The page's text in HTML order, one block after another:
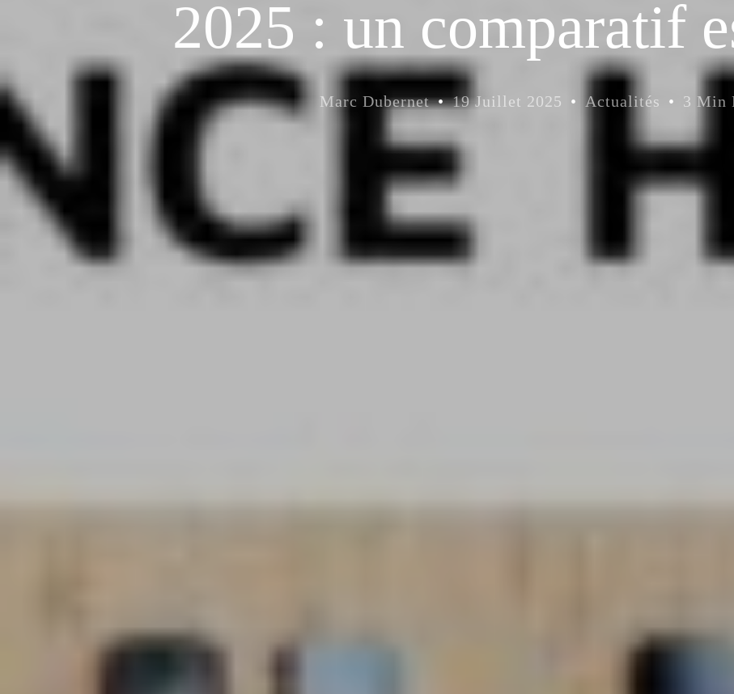
2025 : un comparatif
Marc Dubernet 19 Juillet 2025 Actualités 3 Min